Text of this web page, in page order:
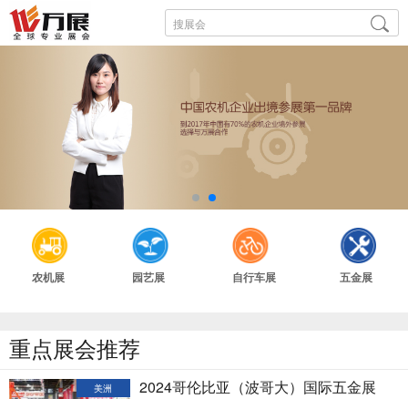
农机展 园艺展 自行车展 五金展
重点展会推荐
美洲 2024哥伦比亚（波哥大）国际五金展